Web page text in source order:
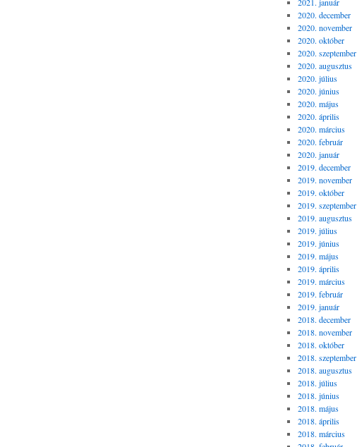
2021. január
2020. december
2020. november
2020. október
2020. szeptember
2020. augusztus
2020. július
2020. június
2020. május
2020. április
2020. március
2020. február
2020. január
2019. december
2019. november
2019. október
2019. szeptember
2019. augusztus
2019. július
2019. június
2019. május
2019. április
2019. március
2019. február
2019. január
2018. december
2018. november
2018. október
2018. szeptember
2018. augusztus
2018. július
2018. június
2018. május
2018. április
2018. március